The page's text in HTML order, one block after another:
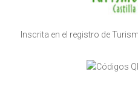
Inscrita en el registro de